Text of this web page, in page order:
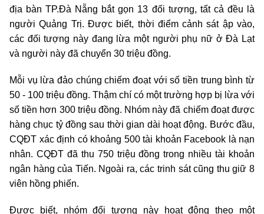
địa bàn TP.Đà Nẵng bắt gọn 13 đối tượng, tất cả đều là
người Quảng Trị. Được biết, thời điểm cảnh sát ập vào,
các đối tượng này đang lừa một người phụ nữ ở Đà Lạt
và người này đã chuyển 30 triệu đồng.
Mỗi vụ lừa đảo chúng chiếm đoạt với số tiền trung bình từ
50 - 100 triệu đồng. Thậm chí có một trường hợp bị lừa với
số tiền hơn 300 triệu đồng. Nhóm này đã chiếm đoạt được
hàng chục tỷ đồng sau thời gian dài hoạt động. Bước đầu,
CQĐT xác định có khoảng 500 tài khoản Facebook là nạn
nhân. CQĐT đã thu 750 triệu đồng trong nhiều tài khoản
ngân hàng của Tiến. Ngoài ra, các trinh sát cũng thu giữ 8
viên hồng phiến.
Được biết, nhóm đối tượng này hoạt động theo một